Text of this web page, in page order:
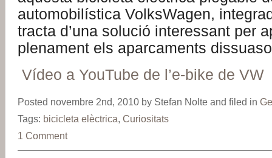
automobilística VolksWagen,
tracta d’una solució interessant per
plenament els aparcaments
Vídeo a YouTube de l’e-bike de VW
Posted novembre 2nd, 2010 by Stefan Nolte and filed in
Tags: bicicleta elèctrica Curiositats
1 Comment